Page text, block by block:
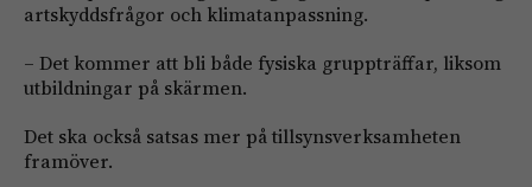
artskyddsfrågor och klimatanpassning.
– Det kommer att bli både fysiska gruppträffar, liksom
utbildningar på skärmen.
Det ska också satsas mer på tillsynsverksamheten
framöver.